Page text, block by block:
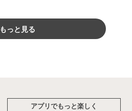
もっと見る
アプリでもっと楽しく